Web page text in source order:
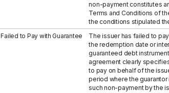
non-payment constitutes
Terms and Conditions of
the conditions stipulated
Failed to Pay with Guarantee
The issuer has failed to
the redemption date or
guaranteed debt
agreement clearly
to pay on behalf of the
period where the
such non-payment by the